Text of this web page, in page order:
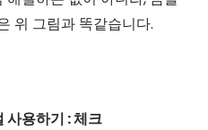
위 그림과 똑같습니다.
사용하기 : 체크